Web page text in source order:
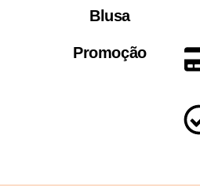
Blusa
Promoção